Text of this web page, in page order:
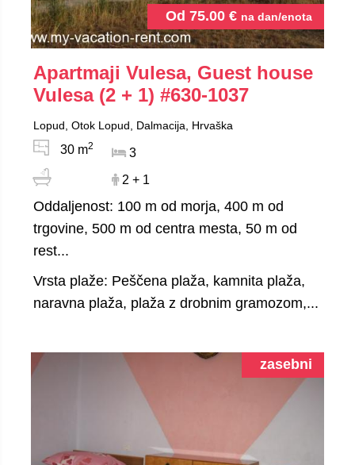
Od 75.00 € na dan/enota
Apartmaji Vulesa, Guest house
Vulesa (2 + 1) #630-1037
Lopud, Otok Lopud, Dalmacija, Hrvaška
30 m2
3
2 + 1
Oddaljenost: 100 m od morja, 400 m od
trgovine, 500 m od centra mesta, 50 m od
rest...
Vrsta plaže: Peščena plaža, kamnita plaža,
naravna plaža, plaža z drobnim gramozom,...
zasebni